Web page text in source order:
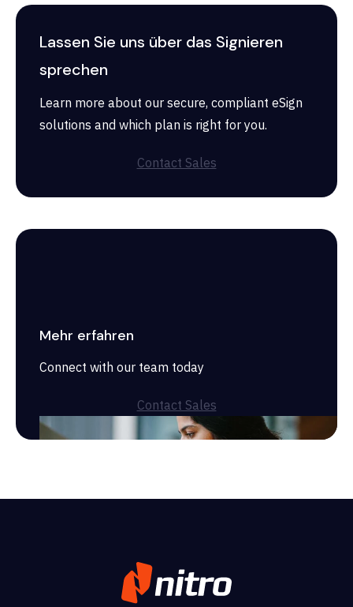
Lassen Sie uns über das Signieren
sprechen
Learn more about our secure, compliant eSign
solutions and which plan is right for you.
Contact Sales
Mehr erfahren
Connect with our team today
Contact Sales